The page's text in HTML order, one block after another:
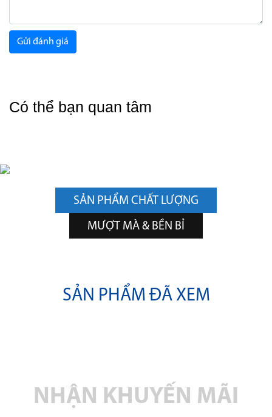
Gửi đánh giá
Có thể bạn quan tâm
SẢN PHẨM CHẤT LƯỢNG
MƯỢT MÀ & BỀN BỈ
SẢN PHẨM ĐÃ XEM
NHẬN KHUYẾN MÃI